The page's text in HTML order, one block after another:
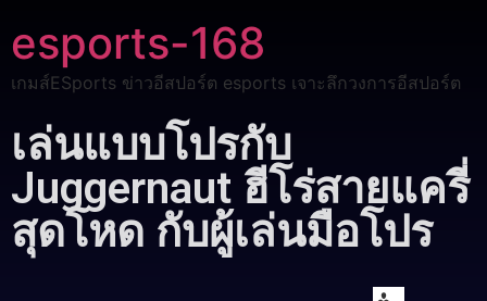
esports-168
เกมส์ESports ข่าวอีสปอร์ต esports เจาะลึกวงการอีสปอร์ต
เล่นแบบโปรกับ
Juggernaut ฮีโร่สายแครี่
สุดโหด กับผู้เล่นมือโปร